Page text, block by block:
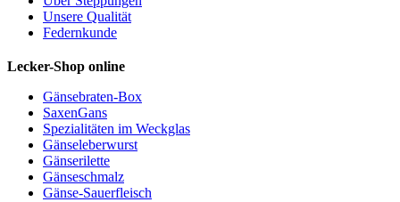
Unsere Qualität
Federnkunde
Lecker-Shop online
Gänsebraten-Box
SaxenGans
Spezialitäten im Weckglas
Gänseleberwurst
Gänserilette
Gänseschmalz
Gänse-Sauerfleisch